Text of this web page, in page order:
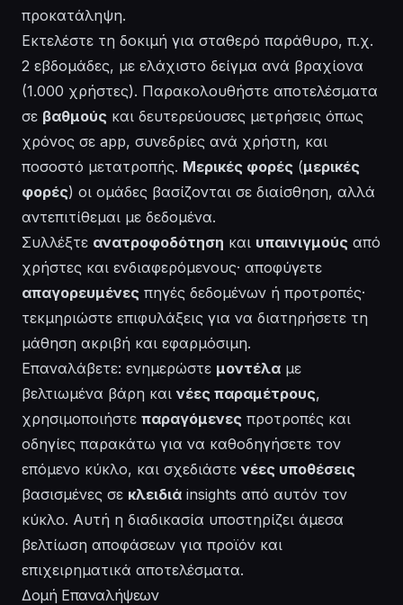
προκατάληψη.
Εκτελέστε τη δοκιμή για σταθερό παράθυρο, π.χ.
2 εβδομάδες, με ελάχιστο δείγμα ανά βραχίονα
(1.000 χρήστες). Παρακολουθήστε αποτελέσματα
σε βαθμούς και δευτερεύουσες μετρήσεις όπως
χρόνος σε app, συνεδρίες ανά χρήστη, και
ποσοστό μετατροπής. Μερικές φορές (μερικές
φορές) οι ομάδες βασίζονται σε διαίσθηση, αλλά
αντεπιτίθεμαι με δεδομένα.
Συλλέξτε ανατροφοδότηση και υπαινιγμούς από
χρήστες και ενδιαφερόμενους· αποφύγετε
απαγορευμένες πηγές δεδομένων ή προτροπές·
τεκμηριώστε επιφυλάξεις για να διατηρήσετε τη
μάθηση ακριβή και εφαρμόσιμη.
Επαναλάβετε: ενημερώστε μοντέλα με
βελτιωμένα βάρη και νέες παραμέτρους,
χρησιμοποιήστε παραγόμενες προτροπές και
οδηγίες παρακάτω για να καθοδηγήσετε τον
επόμενο κύκλο, και σχεδιάστε νέες υποθέσεις
βασισμένες σε κλειδιά insights από αυτόν τον
κύκλο. Αυτή η διαδικασία υποστηρίζει άμεσα
βελτίωση αποφάσεων για προϊόν και
επιχειρηματικά αποτελέσματα.
Δομή Επαναλήψεων